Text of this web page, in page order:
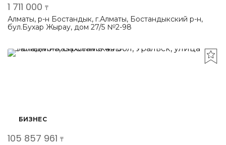
1 711 000 ₸
Алматы, р-н Бостандык, г.Алматы, Бостандыкский р-н,
бул.Бухар Жырау, дом 27/5 №2-98
БИЗНЕС
105 857 961 ₸